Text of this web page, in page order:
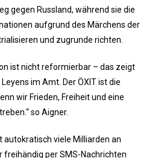
gegen Russland, während sie die
aufgrund des Märchens der
und zugrunde richten.
ist nicht reformierbar – das zeigt
im Amt. Der ÖXIT ist die
wir Frieden, Freiheit und eine
so Aigner.
autokratisch viele Milliarden an
freihändig per SMS-Nachrichten